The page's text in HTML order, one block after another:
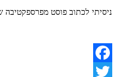
ניסיתי לכתוב פוסט מפרספקטיבה
Facebook